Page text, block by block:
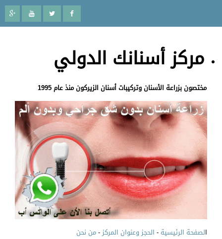
مركز أسنانك الدولي
مختصون بزراعة الأسنان وتركيبات أسنان الزيركون منذ عام 1995
لصفحة الرئيسية-الحجز وعنوان المركز-من نحن